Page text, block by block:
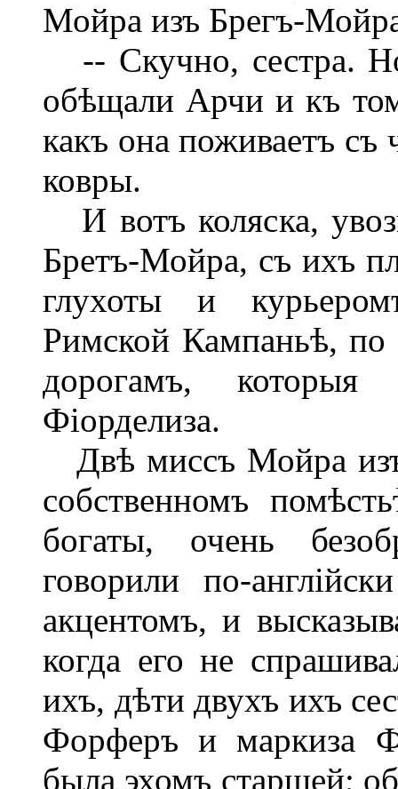
Мойра изъ Брегъ-
-- Скучно, сестра.
обѣщали Арчи и къ
какъ она поживаетъ съ
ковры.
И вотъ коляска,
Бретъ-Мойра, съ ихъ
глухоты и
Римской Кампаньѣ,
дорогамъ,
Фіорделиза.
Двѣ миссъ Мойра
собственномъ
богаты, очень
говорили по-
акцентомъ, и
когда его не
ихъ, дѣти двухъ ихъ
Форферъ и маркиза
была эхомъ старшей;